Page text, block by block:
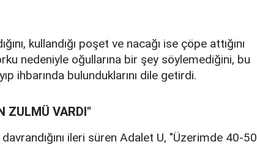
kullandığı poşet ve nacağı ise çöpe attığını
nedeniyle oğullarına bir şey söylemediğini, bu
ihbarında bulunduklarını dile getirdi.
ZULMÜ VARDI"
ileri süren Adalet U, "Üzerimde 40-50